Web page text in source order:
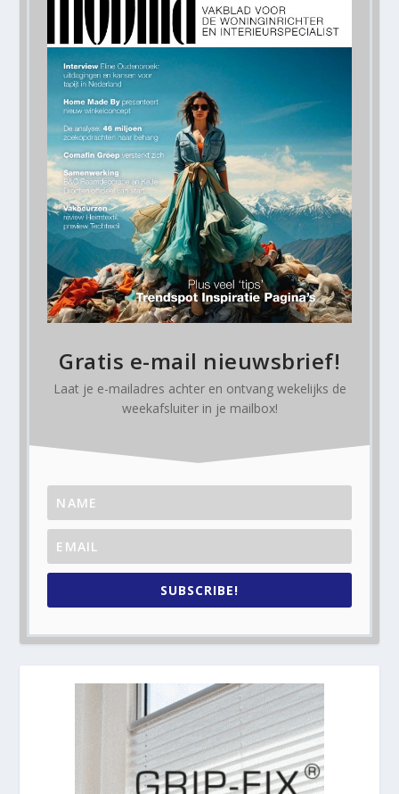
Gratis e-mail nieuwsbrief!
Laat je e-mailadres achter en ontvang wekelijks de
weekafsluiter in je mailbox!
SUBSCRIBE!